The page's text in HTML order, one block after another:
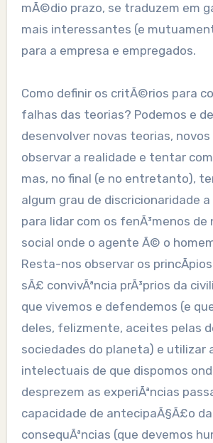
mÃ©dio prazo, se traduzem em
mais interessantes (e
para a empresa e empregados.
Como definir os critÃ©rios para
falhas das teorias? Podemos e
desenvolver novas teorias,
observar a realidade e tentar
mas, no final (e no entretanto),
algum grau de discricionaridade
para lidar com os fenÃ³menos de
social onde o agente Ã© o
Resta-nos observar os princÃ­pios
sÃ£ convivÃªncia prÃ³prios da
que vivemos e defendemos (e
deles, felizmente, aceites pelas
sociedades do planeta) e utilizar
intelectuais de que dispomos
desprezem as experiÃªncias
capacidade de antecipaÃ§Ã£o
consequÃªncias (que devemos